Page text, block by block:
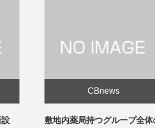
の
CBnews
個人立の無床診療所35％の黒